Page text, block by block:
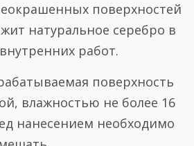
поверхностей
натуральное серебро в
работ.
поверхность
влажностью не более 16
нанесением необходимо